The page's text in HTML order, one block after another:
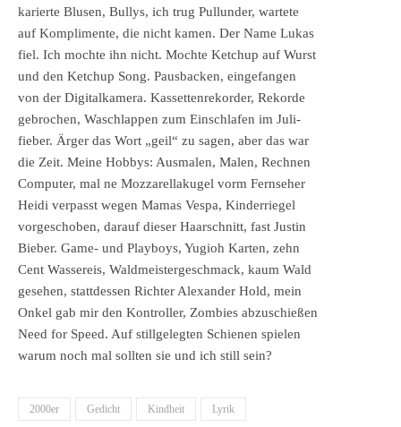
karierte Blusen, Bullys, ich trug Pullunder, wartete
auf Komplimente, die nicht kamen. Der Name Lukas
fiel. Ich mochte ihn nicht. Mochte Ketchup auf Wurst
und den Ketchup Song. Pausbacken, eingefangen
von der Digitalkamera. Kassettenrekorder, Rekorde
gebrochen, Waschlappen zum Einschlafen im Juli-
fieber. Ärger das Wort „geil“ zu sagen, aber das war
die Zeit. Meine Hobbys: Ausmalen, Malen, Rechnen
Computer, mal ne Mozzarellakugel vorm Fernseher
Heidi verpasst wegen Mamas Vespa, Kinderriegel
vorgeschoben, darauf dieser Haarschnitt, fast Justin
Bieber. Game- und Playboys, Yugioh Karten, zehn
Cent Wassereis, Waldmeistergeschmack, kaum Wald
gesehen, stattdessen Richter Alexander Hold, mein
Onkel gab mir den Kontroller, Zombies abzuschießen
Need for Speed. Auf stillgelegten Schienen spielen
warum noch mal sollten sie und ich still sein?
2000er Gedicht Kindheit Lyrik